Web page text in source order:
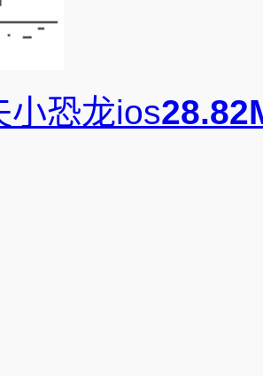
小恐龙ios